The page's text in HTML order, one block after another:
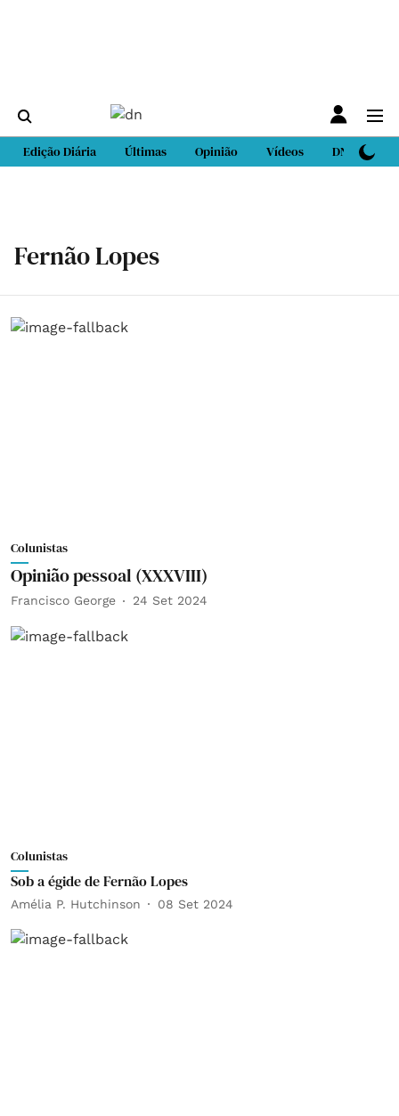
Edição Diária Últimas Opinião Vídeos DN Sport
Fernão Lopes
Colunistas
Opinião pessoal (XXXVIII)
Francisco George 24 Set 2024
Colunistas
Sob a égide de Fernão Lopes
Amélia P. Hutchinson 08 Set 2024